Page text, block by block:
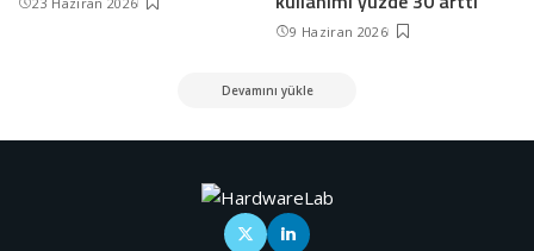
9 Haziran 2026
Devamını yükle